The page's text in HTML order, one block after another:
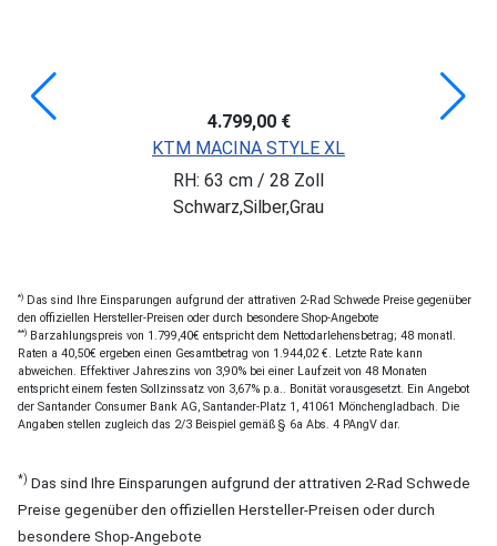
4.799,00 €
KTM MACINA STYLE XL
RH: 63 cm / 28 Zoll
Schwarz,Silber,Grau
*) Das sind Ihre Einsparungen aufgrund der attrativen 2-Rad Schwede Preise gegenüber
den offiziellen Hersteller-Preisen oder durch besondere Shop-Angebote
**) Barzahlungspreis von 1.799,40€ entspricht dem Nettodarlehensbetrag; 48 monatl.
Raten a 40,50€ ergeben einen Gesamtbetrag von 1.944,02 €. Letzte Rate kann
abweichen. Effektiver Jahreszins von 3,90% bei einer Laufzeit von 48 Monaten
entspricht einem festen Sollzinssatz von 3,67% p.a.. Bonität vorausgesetzt. Ein Angebot
der Santander Consumer Bank AG, Santander-Platz 1, 41061 Mönchengladbach. Die
Angaben stellen zugleich das 2/3 Beispiel gemäß § 6a Abs. 4 PAngV dar.
*) Das sind Ihre Einsparungen aufgrund der attrativen 2-Rad Schwede
Preise gegenüber den offiziellen Hersteller-Preisen oder durch
besondere Shop-Angebote